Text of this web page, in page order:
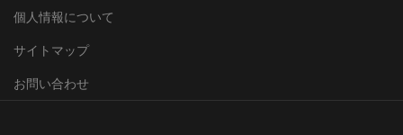
個人情報について
サイトマップ
お問い合わせ